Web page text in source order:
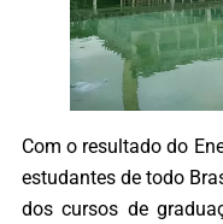
Com o resultado do
estudantes de todo
dos cursos de